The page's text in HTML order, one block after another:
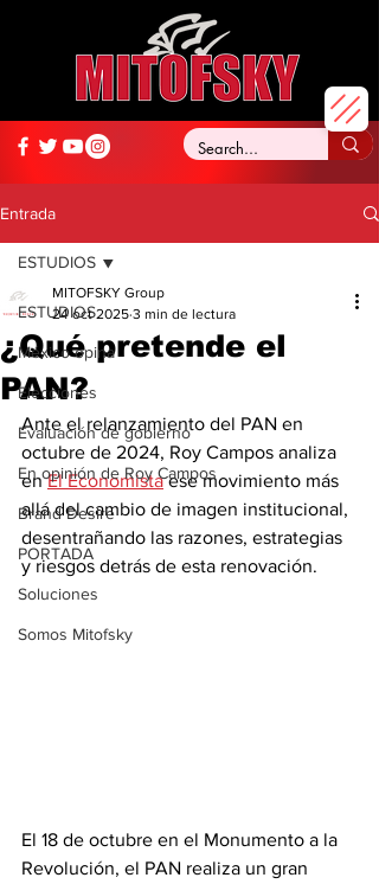
Entrada
ESTUDIOS
México opina
Elecciones
Evaluación de gobierno
En opinión de Roy Campos
Brand Desire
PORTADA
Soluciones
Somos Mitofsky
ESTUDIOS
¿Qué pretende el
PAN?
MITOFSKY Group
24 oct 2025 3 min de lectura
Ante el relanzamiento del PAN en
octubre de 2024, Roy Campos analiza
en El Economista ese movimiento más
allá del cambio de imagen institucional,
desentrañando las razones, estrategias
y riesgos detrás de esta renovación.
El 18 de octubre en el Monumento a la
Revolución, el PAN realiza un gran